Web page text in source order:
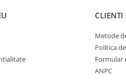
CLIENTI
Metode
Politica
Formular
ANPC